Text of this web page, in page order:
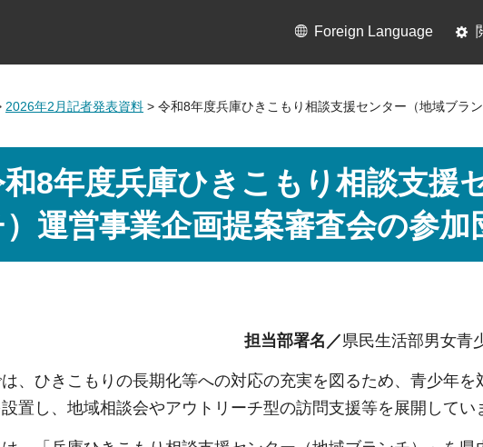
Foreign Language
2026年2月記者発表資料 > 令和8年度兵庫ひきこもり相談支援センター（地域ブラ
8年度兵庫ひきこもり相談支援
運営事業企画提案審査会の参加
担当部署名／県民生活部男女
、ひきこもりの長期化等への対応の充実を図るため、青少年
置し、地域相談会やアウトリーチ型の訪問支援等を展開してい